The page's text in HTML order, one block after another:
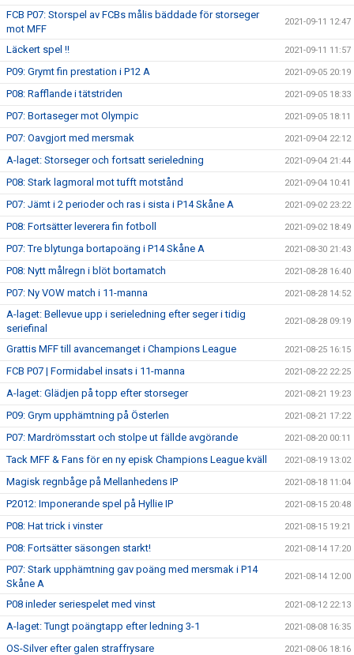
FCB P07: Storspel av FCBs målis bäddade för storseger
mot MFF
2021-09-11 12:47
Läckert spel !! 2021-09-11 11:57
P09: Grymt fin prestation i P12 A 2021-09-05 20:19
P08: Rafflande i tätstriden 2021-09-05 18:33
P07: Bortaseger mot Olympic 2021-09-05 18:11
P07: Oavgjort med mersmak 2021-09-04 22:12
A-laget: Storseger och fortsatt serieledning 2021-09-04 21:44
P08: Stark lagmoral mot tufft motstånd 2021-09-04 10:41
P07: Jämt i 2 perioder och ras i sista i P14 Skåne A 2021-09-02 23:22
P08: Fortsätter leverera fin fotboll 2021-09-02 18:49
P07: Tre blytunga bortapoäng i P14 Skåne A 2021-08-30 21:43
P08: Nytt målregn i blöt bortamatch 2021-08-28 16:40
P07: Ny VOW match i 11-manna 2021-08-28 14:52
A-laget: Bellevue upp i serieledning efter seger i tidig
seriefinal
2021-08-28 09:19
Grattis MFF till avancemanget i Champions League 2021-08-25 16:15
FCB P07 | Formidabel insats i 11-manna 2021-08-22 22:25
A-laget: Glädjen på topp efter storseger 2021-08-21 19:23
P09: Grym upphämtning på Österlen 2021-08-21 17:22
P07: Mardrömsstart och stolpe ut fällde avgörande 2021-08-20 00:11
Tack MFF & Fans för en ny episk Champions League kväll 2021-08-19 13:02
Magisk regnbåge på Mellanhedens IP 2021-08-18 11:04
P2012: Imponerande spel på Hyllie IP 2021-08-15 20:48
P08: Hat trick i vinster 2021-08-15 19:21
P08: Fortsätter säsongen starkt! 2021-08-14 17:20
P07: Stark upphämtning gav poäng med mersmak i P14
Skåne A
2021-08-14 12:00
P08 inleder seriespelet med vinst 2021-08-12 22:13
A-laget: Tungt poängtapp efter ledning 3-1 2021-08-08 16:35
OS-Silver efter galen straffrysare 2021-08-06 18:16